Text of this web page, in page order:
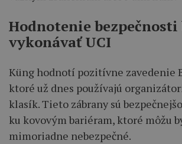
Hodnotenie bezpečnosti
vykonávať UCI
Küng hodnotí pozitívne zavedenie
ktoré už dnes používajú
klasík. Tieto zábrany sú
ku kovovým bariéram, ktoré môžu
mimoriadne nebezpečné.